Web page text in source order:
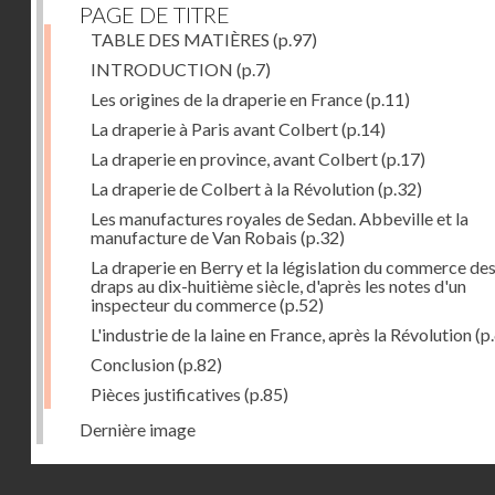
PAGE DE TITRE
TABLE DES MATIÈRES (p.97)
INTRODUCTION (p.7)
Les origines de la draperie en France(p.11)
La draperie à Paris avant Colbert(p.14)
La draperie en province, avant Colbert(p.17)
La draperie de Colbert à la Révolution(p.32)
Les manufactures royales de Sedan. Abbeville et la
manufacture de Van Robais (p.32)
La draperie en Berry et la législation du commerce des
draps au dix-huitième siècle, d'après les notes d'un
inspecteur du commerce(p.52)
L'industrie de la laine en France, après la Révolution
Conclusion(p.82)
Pièces justificatives (p.85)
Dernière image